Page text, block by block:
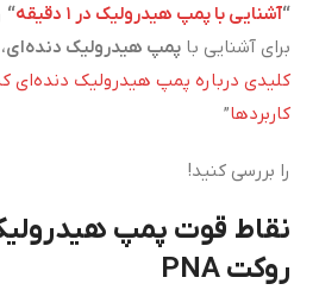
“آشنایی با پمپ هیدرولیک در ۱ دقیقه“
برای آشنایی با پمپ هیدرولیک دنده‌ای
کلیدی درباره پمپ هیدرولیک دنده‌ای که
کاربردها”
را بررسی کنید!
نقاط قوت پمپ
روکت PNA